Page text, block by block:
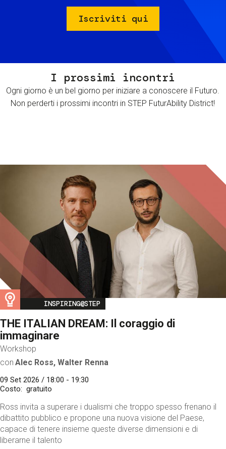
Iscriviti qui
I prossimi incontri
Ogni giorno è un bel giorno per iniziare a conoscere il Futuro.
Non perderti i prossimi incontri in STEP FuturAbility District!
Image
INSPIRING@STEP
THE ITALIAN DREAM: Il coraggio di
immaginare
Workshop
con Alec Ross, Walter Renna
09 Set 2026 / 18:00 - 19:30
Costo
gratuito
Ross invita a superare i dualismi che troppo spesso frenano il
dibattito pubblico e propone una nuova visione del Paese,
capace di tenere insieme queste diverse dimensioni e di
liberarne il talento